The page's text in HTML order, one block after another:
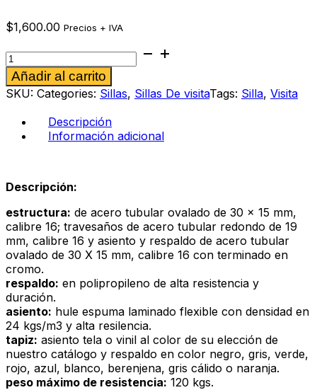
$1,600.00 Precios + IVA
Silla
de
visita
Diluito
cr
morado
cantidad
Añadir al carrito
SKU: Categories: Sillas, Sillas De visitaTags: Silla, Visita
Descripción
Información adicional
Descripción:
estructura: de acero tubular ovalado de 30 x 15 mm,
calibre 16; travesaños de acero tubular redondo de 19
mm, calibre 16 y asiento y respaldo de acero tubular
ovalado de 30 X 15 mm, calibre 16 con terminado en
cromo.
respaldo: en polipropileno de alta resistencia y
duración.
asiento: hule espuma laminado flexible con densidad en
24 kgs/m3 y alta resilencia.
tapiz: asiento tela o vinil al color de su elección de
nuestro catálogo y respaldo en color negro, gris, verde,
rojo, azul, blanco, berenjena, gris cálido o naranja.
peso máximo de resistencia: 120 kgs.